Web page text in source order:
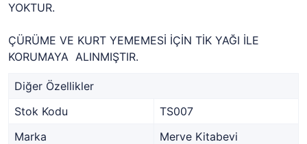
YOKTUR.
ÇÜRÜME VE KURT YEMEMESİ İÇİN TİK YAĞI İLE
KORUMAYA ALINMIŞTIR.
Diğer Özellikler
Stok Kodu
TS007
Marka
Merve Kitabevi